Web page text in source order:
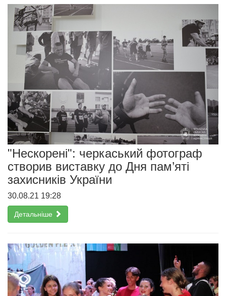
"Нескорені": черкаський фотограф
створив виставку до Дня пам’яті
захисників України
30.08.21 19:28
Детальніше